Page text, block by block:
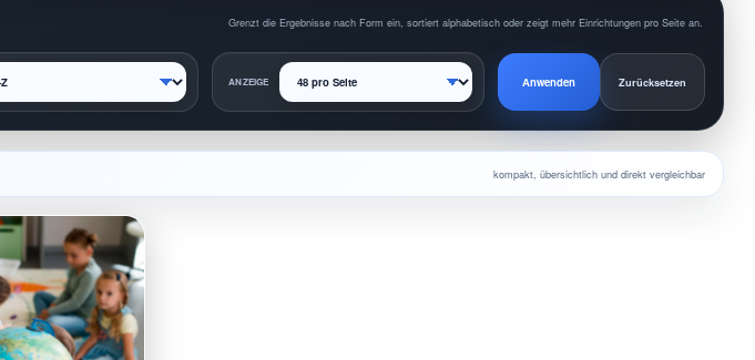
Grenzt die Ergebnisse nach Form ein, sortiert alphabetisch oder zeigt mehr Einrichtungen pro Seite an.
ANZEIGE Anwenden Zurücksetzen
kompakt, übersichtlich und direkt vergleichbar